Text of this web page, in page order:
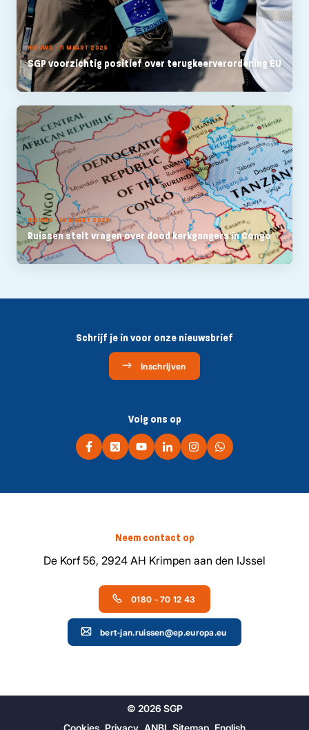
NIEUWS - 11 MAART 2025
SGP voorzichtig positief over terugkeerverordening EU
NIEUWS - 10 MAART 2025
Ruissen stelt vragen over dood kerkgangers in Congo
Schrijf je in voor onze nieuwsbrief
Inschrijven
Volg ons op
Neem contact op
De Korf 56, 2924 AH Krimpen aan den IJssel
0180 - 70 12 43
bert-jan.ruissen@ep.europa.eu
© 2026 SGP
Cookies Privacy ANBI Sitemap English